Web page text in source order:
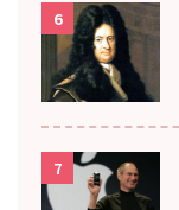
6
7